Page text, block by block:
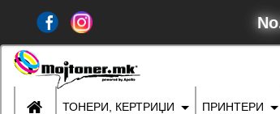
ТОНЕРИ, КЕРТРИЏИ ПРИНТЕРИ